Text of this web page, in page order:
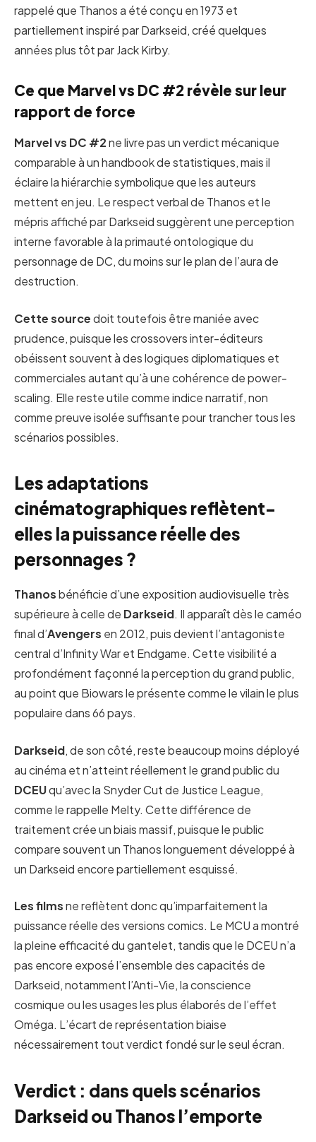
rappelé que Thanos a été conçu en 1973 et
partiellement inspiré par Darkseid, créé quelques
années plus tôt par Jack Kirby.
Ce que Marvel vs DC #2 révèle sur leur
rapport de force
Marvel vs DC #2ne livre pas un verdict mécanique
comparable à un handbook de statistiques, mais il
éclaire la hiérarchie symbolique que les auteurs
mettent en jeu. Le respect verbal de Thanos et le
mépris affiché par Darkseid suggèrent une perception
interne favorable à la primauté ontologique du
personnage de DC, du moins sur le plan de l’aura de
destruction.
Cette sourcedoit toutefois être maniée avec
prudence, puisque les crossovers inter-éditeurs
obéissent souvent à des logiques diplomatiques et
commerciales autant qu’à une cohérence de power-
scaling. Elle reste utile comme indice narratif, non
comme preuve isolée suffisante pour trancher tous les
scénarios possibles.
Les adaptations
cinématographiques reflètent-
elles la puissance réelle des
personnages ?
Thanosbénéficie d’une exposition audiovisuelle très
supérieure à celle de Darkseid. Il apparaît dès le caméo
final d’Avengers en 2012, puis devient l’antagoniste
central d’Infinity War et Endgame. Cette visibilité a
profondément façonné la perception du grand public,
au point que Biowars le présente comme le vilain le plus
populaire dans 66 pays.
Darkseid, de son côté, reste beaucoup moins déployé
au cinéma et n’atteint réellement le grand public du
DCEUqu’avec la Snyder Cut de Justice League,
comme le rappelle Melty. Cette différence de
traitement crée un biais massif, puisque le public
compare souvent un Thanos longuement développé à
un Darkseid encore partiellement esquissé.
Les filmsne reflètent donc qu’imparfaitement la
puissance réelle des versions comics. Le MCU a montré
la pleine efficacité du gantelet, tandis que le DCEU n’a
pas encore exposé l’ensemble des capacités de
Darkseid, notamment l’Anti-Vie, la conscience
cosmique ou les usages les plus élaborés de l’effet
Oméga. L’écart de représentation biaise
nécessairement tout verdict fondé sur le seul écran.
Verdict : dans quels scénarios
Darkseid ou Thanos l’emporte